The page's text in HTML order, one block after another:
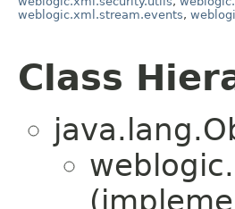
weblogic.xml.stream.events,
Class